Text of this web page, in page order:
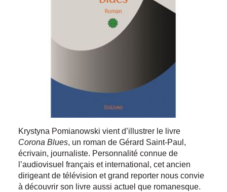
Krystyna Pomianowski vient d’illustrer le livre
Corona Blues, un roman de Gérard Saint-Paul,
écrivain, journaliste. Personnalité connue de
l’audiovisuel français et international, cet ancien
dirigeant de télévision et grand reporter nous convie
à découvrir son livre aussi actuel que romanesque.